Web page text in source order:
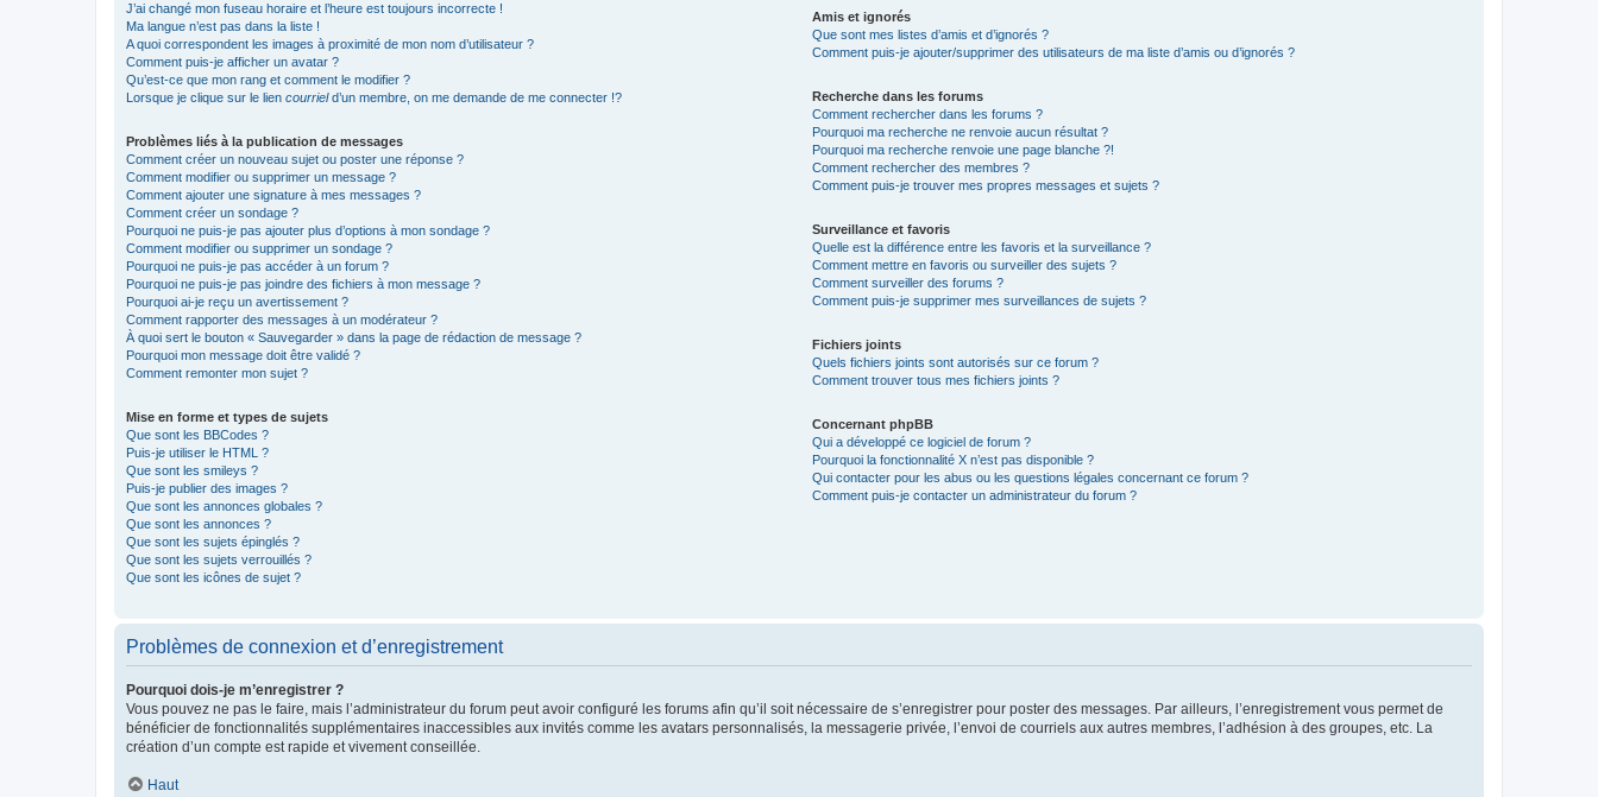
J’ai changé mon fuseau horaire et l’heure est toujours incorrecte !
Ma langue n’est pas dans la liste !
A quoi correspondent les images à proximité de mon nom d’utilisateur ?
Comment puis-je afficher un avatar ?
Qu’est-ce que mon rang et comment le modifier ?
Lorsque je clique sur le lien courrield’un membre, on me demande de me connecter !?
Problèmes liés à la publication de messages
Comment créer un nouveau sujet ou poster une réponse ?
Comment modifier ou supprimer un message ?
Comment ajouter une signature à mes messages ?
Comment créer un sondage ?
Pourquoi ne puis-je pas ajouter plus d’options à mon sondage ?
Comment modifier ou supprimer un sondage ?
Pourquoi ne puis-je pas accéder à un forum ?
Pourquoi ne puis-je pas joindre des fichiers à mon message ?
Pourquoi ai-je reçu un avertissement ?
Comment rapporter des messages à un modérateur ?
À quoi sert le bouton « Sauvegarder » dans la page de rédaction de message ?
Pourquoi mon message doit être validé ?
Comment remonter mon sujet ?
Mise en forme et types de sujets
Que sont les BBCodes ?
Puis-je utiliser le HTML ?
Que sont les smileys ?
Puis-je publier des images ?
Que sont les annonces globales ?
Que sont les annonces ?
Que sont les sujets épinglés ?
Que sont les sujets verrouillés ?
Que sont les icônes de sujet ?
Amis et ignorés
Que sont mes listes d’amis et d’ignorés ?
Comment puis-je ajouter/supprimer des utilisateurs de ma liste d’amis ou d’ignorés ?
Recherche dans les forums
Comment rechercher dans les forums ?
Pourquoi ma recherche ne renvoie aucun résultat ?
Pourquoi ma recherche renvoie une page blanche ?!
Comment rechercher des membres ?
Comment puis-je trouver mes propres messages et sujets ?
Surveillance et favoris
Quelle est la différence entre les favoris et la surveillance ?
Comment mettre en favoris ou surveiller des sujets ?
Comment surveiller des forums ?
Comment puis-je supprimer mes surveillances de sujets ?
Fichiers joints
Quels fichiers joints sont autorisés sur ce forum ?
Comment trouver tous mes fichiers joints ?
Concernant phpBB
Qui a développé ce logiciel de forum ?
Pourquoi la fonctionnalité X n’est pas disponible ?
Qui contacter pour les abus ou les questions légales concernant ce forum ?
Comment puis-je contacter un administrateur du forum ?
Problèmes de connexion et d’enregistrement
Pourquoi dois-je m’enregistrer ?
Vous pouvez ne pas le faire, mais l’administrateur du forum peut avoir configuré les forums afin qu’il soit nécessaire de s’enregistrer pour poster des messages. Par ailleurs, l’enregistrement vous permet de
bénéficier de fonctionnalités supplémentaires inaccessibles aux invités comme les avatars personnalisés, la messagerie privée, l’envoi de courriels aux autres membres, l’adhésion à des groupes, etc. La
création d’un compte est rapide et vivement conseillée.
Haut